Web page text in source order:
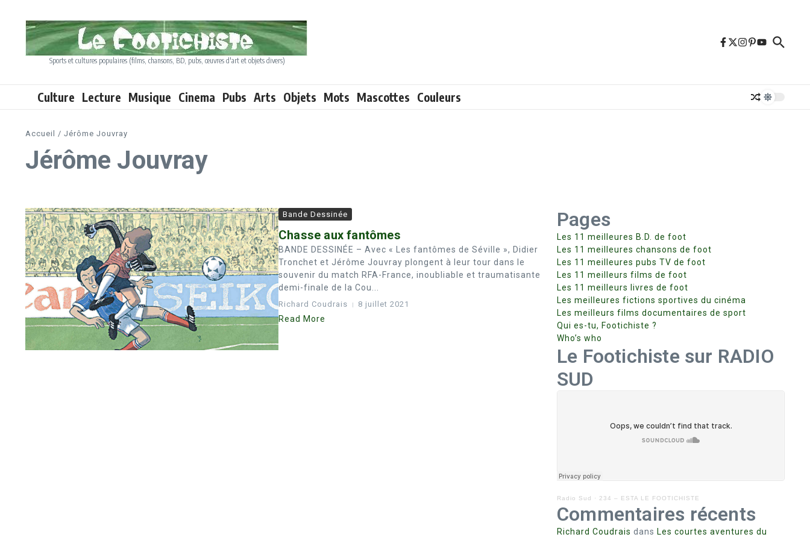
Sports et cultures populaires (films, chansons, BD, pubs, œuvres d'art et objets divers)
Culture Lecture Musique Cinema Pubs Arts Objets Mots Mascottes Couleurs
Accueil / Jérôme Jouvray
Jérôme Jouvray
Bande Dessinée
Chasse aux fantômes
BANDE DESSINÉE – Avec « Les fantômes de Séville », Didier
Tronchet et Jérôme Jouvray plongent à leur tour dans le
souvenir du match RFA-France, inoubliable et traumatisante
demi-finale de la Cou...
Richard Coudrais 8 juillet 2021
Read More
Pages
Les 11 meilleures B.D. de foot
Les 11 meilleures chansons de foot
Les 11 meilleures pubs TV de foot
Les 11 meilleurs films de foot
Les 11 meilleurs livres de foot
Les meilleures fictions sportives du cinéma
Les meilleurs films documentaires de sport
Qui es-tu, Footichiste ?
Who’s who
Le Footichiste sur RADIO
SUD
Radio Sud · 234 – ESTA LE FOOTICHISTE
Commentaires récents
Richard Coudrais dans Les courtes aventures du